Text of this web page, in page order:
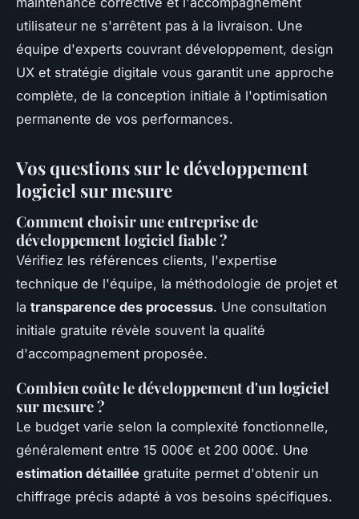
utilisateur ne s'arrêtent pas à la livraison. Une
équipe d'experts couvrant développement, design
UX et stratégie digitale vous garantit une approche
complète, de la conception initiale à l'optimisation
permanente de vos performances.
Vos questions sur le développement
logiciel sur mesure
Comment choisir une entreprise de
développement logiciel fiable ?
Vérifiez les références clients, l'expertise
technique de l'équipe, la méthodologie de projet et
la transparence des processus. Une consultation
initiale gratuite révèle souvent la qualité
d'accompagnement proposée.
Combien coûte le développement d'un logiciel
sur mesure ?
Le budget varie selon la complexité fonctionnelle,
généralement entre 15 000€ et 200 000€. Une
estimation détaillée gratuite permet d'obtenir un
chiffrage précis adapté à vos besoins spécifiques.